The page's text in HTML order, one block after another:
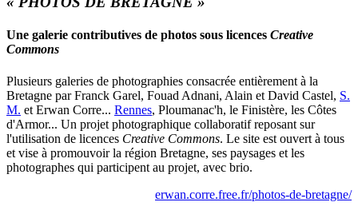
Une galerie contributives de photos sous licences Creative
Commons
Plusieurs galeries de photographies consacrée entièrement à la
Bretagne par Franck Garel, Fouad Adnani, Alain et David Castel, S.
M. et Erwan Corre... Rennes, Ploumanac'h, le Finistère, les Côtes
d'Armor... Un projet photographique collaboratif reposant sur
l'utilisation de licences Creative Commons. Le site est ouvert à tous
et vise à promouvoir la région Bretagne, ses paysages et les
photographes qui participent au projet, avec brio.
erwan.corre.free.fr/photos-de-bretagne/